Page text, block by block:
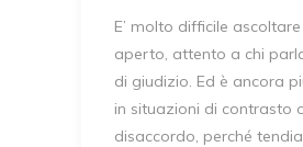
E’ molto difficile
aperto, attento a chi
di giudizio. Ed è ancora
in situazioni di contrasto
disaccordo, perché